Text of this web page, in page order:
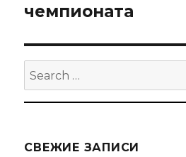
чемпионата
Search
for:
СВЕЖИЕ ЗАПИСИ